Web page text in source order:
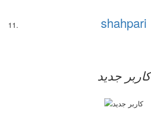
shahpari
کاربر جدید